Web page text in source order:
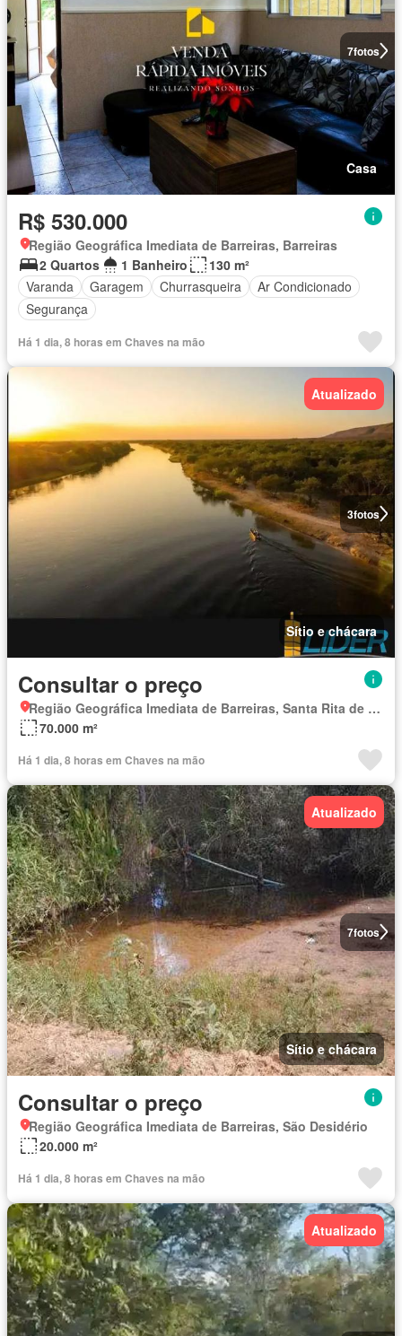
7fotos
Casa
R$ 530.000
Região Geográfica Imediata de Barreiras, Barreiras
2 Quartos
1 Banheiro
130 m²
Varanda
Garagem Churrasqueira
Ar Condicionado
Segurança
Há 1 dia, 8 horas em Chaves na mão
3fotos
Atualizado
Sítio e chácara
Consultar o preço
Região Geográfica Imediata de Barreiras, Santa Rita de Cássia
70.000 m²
Há 1 dia, 8 horas em Chaves na mão
7fotos
Atualizado
Sítio e chácara
Consultar o preço
Região Geográfica Imediata de Barreiras, São Desidério
20.000 m²
Há 1 dia, 8 horas em Chaves na mão
Atualizado